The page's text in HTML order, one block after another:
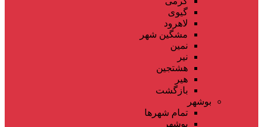
گیوی
لاهرود
مشگین شهر
نمین
نیر
هشتجین
هیر
بازگشت
بوشهر
تمام شهر‌ها
بوشهر